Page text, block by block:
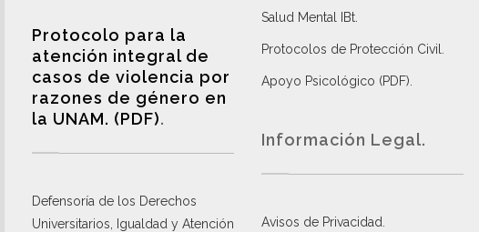
Protocolo para la
atención integral de
casos de violencia por
razones de género en
la UNAM. (PDF).
Defensoría de los Derechos
Universitarios, Igualdad y Atención
Salud Mental IBt
Protocolos de Protección Civil
Apoyo Psicológico (PDF)
Información Legal.
Avisos de Privacidad